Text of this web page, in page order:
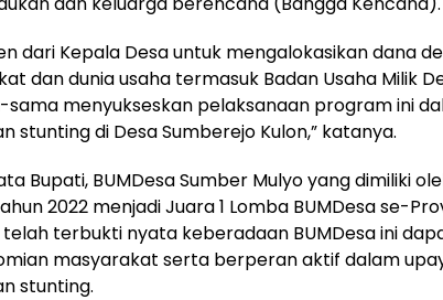
dari Kepala Desa untuk mengalokasikan dana
dan dunia usaha termasuk Badan Usaha Milik
sama menyukseskan pelaksanaan program ini
stunting di Desa Sumberejo Kulon,” katanya.
Bupati, BUMDesa Sumber Mulyo yang dimiliki
2022 menjadi Juara 1 Lomba BUMDesa se-
terbukti nyata keberadaan BUMDesa ini
masyarakat serta berperan aktif dalam
stunting.